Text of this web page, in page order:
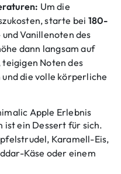
Um die
starte bei 180-
Vanillenoten des
dann langsam auf
teigigen Noten des
die volle körperliche
Apple Erlebnis
ist ein Dessert für sich.
Karamell-Eis,
Käse oder einem